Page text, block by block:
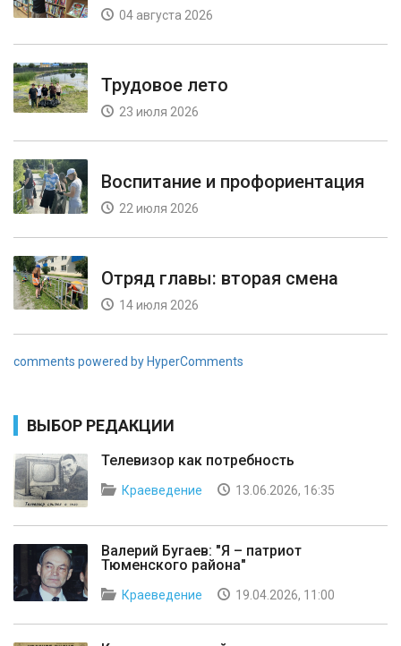
04 августа 2026
Трудовое лето
23 июля 2026
Воспитание и профориентация
22 июля 2026
Отряд главы: вторая смена
14 июля 2026
comments powered by HyperComments
ВЫБОР РЕДАКЦИИ
Телевизор как потребность
Краеведение 13.06.2026, 16:35
Валерий Бугаев: "Я – патриот
Тюменского района"
Краеведение 19.04.2026, 11:00